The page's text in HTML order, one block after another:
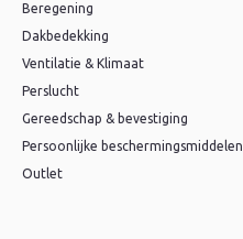
Beregening
Dakbedekking
Ventilatie & Klimaat
Perslucht
Gereedschap & bevestiging
Persoonlijke beschermingsmiddelen
Outlet